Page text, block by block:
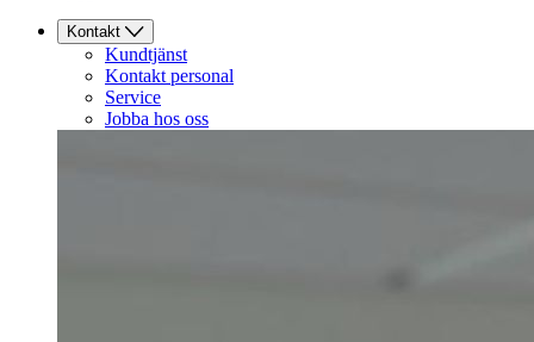
Kontakt
Kundtjänst
Kontakt personal
Service
Jobba hos oss